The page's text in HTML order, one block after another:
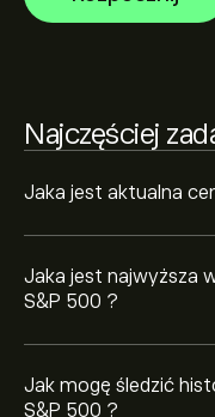
Najczęściej
Jaka jest aktualna
Jaka jest najwyższa
S&P 500 ?
Jak mogę śledzić
S&P 500 ?
500 (SSO)” na